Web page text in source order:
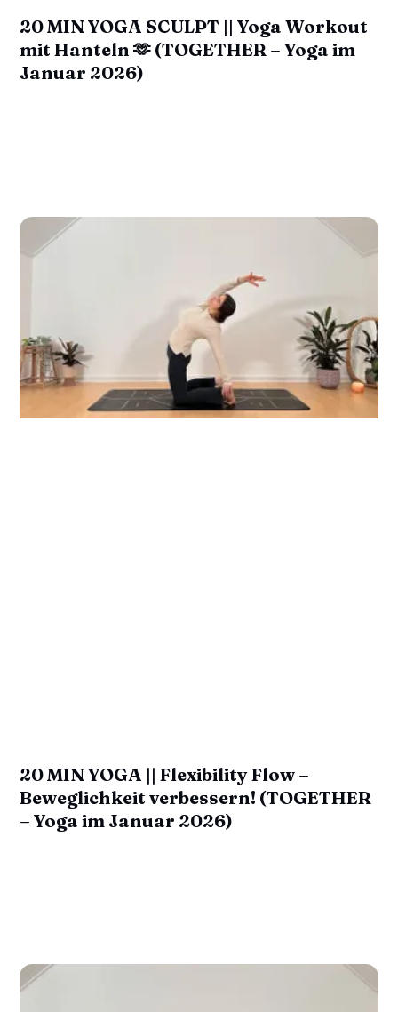
20 MIN YOGA SCULPT || Yoga Workout
mit Hanteln 🫶 (TOGETHER – Yoga im
Januar 2026)
20 MIN YOGA || Flexibility Flow –
Beweglichkeit verbessern! (TOGETHER
– Yoga im Januar 2026)